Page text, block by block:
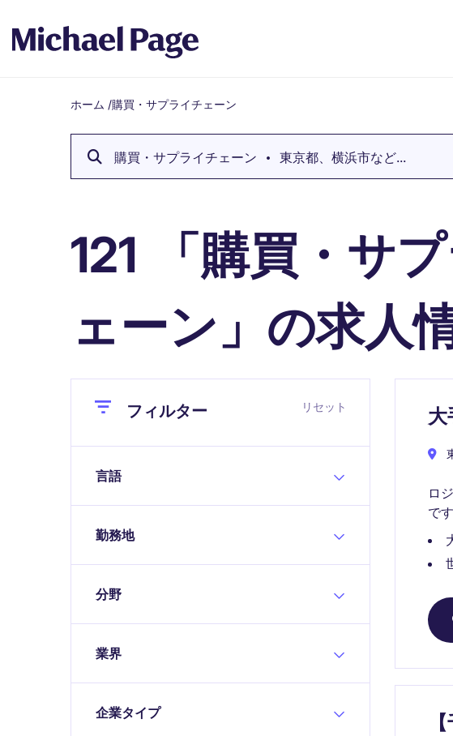
Breadcrumb
ホーム /購買・サプライチェーン
購買・サプライチェーン 東京都、横浜市など...
121
「購買・サ
ェーン」の求人
Closeフィルター リセット
言語
勤務地
分野
業界
企業タイプ
大
ロ
です